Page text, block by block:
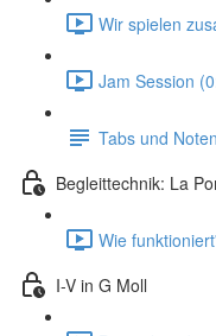
Wir spielen
Jam Session
Tabs und Noten
Begleittechnik: La
Wie
I-V in G Moll